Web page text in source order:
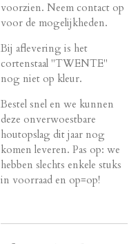
voorzien. Neem contact op
voor de mogelijkheden.
Bij aflevering is het
cortenstaal "TWENTE"
nog niet op kleur.
Bestel snel en we kunnen
deze onverwoestbare
houtopslag dit jaar nog
komen leveren. Pas op: we
hebben slechts enkele stuks
in voorraad en op=op!